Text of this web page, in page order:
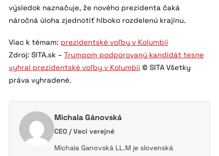
výsledok naznačuje, že nového prezidenta čaká
náročná úloha zjednotiť hlboko rozdelenú krajinu.
Viac k témam: prezidentské voľby v Kolumbii
Zdroj: SITA.sk – Trumpom podporovaný kandidát tesne
vyhral prezidentské voľby v Kolumbii © SITA Všetky
práva vyhradené.
Michala Gánovská
CEO / Veci verejné
Michala Ganovská LL.M je slovenská